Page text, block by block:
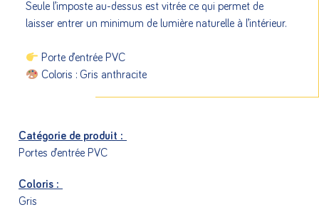
Seule l’imposte au-dessus est vitrée ce qui permet de
laisser entrer un minimum de lumière naturelle à l’intérieur.
Porte d’entrée PVC
Coloris : Gris anthracite
Catégorie de produit :
Portes d’entrée PVC
Coloris :
Gris